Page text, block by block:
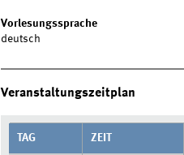
Vorlesungssprache
deutsch
Veranstaltungszeitplan
TAG ZEIT